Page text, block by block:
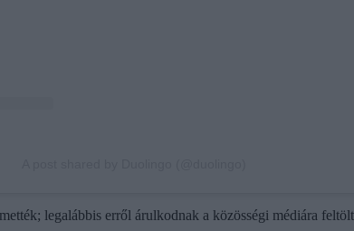
legalábbis erről árulkodnak a közösségi médiára